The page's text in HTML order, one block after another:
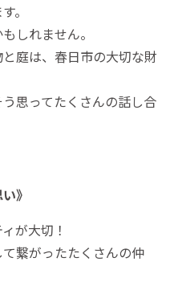
。
しれません。
庭は、春日市の大切な財
思ってたくさんの話し合
》
が大切！
繋がったたくさんの仲